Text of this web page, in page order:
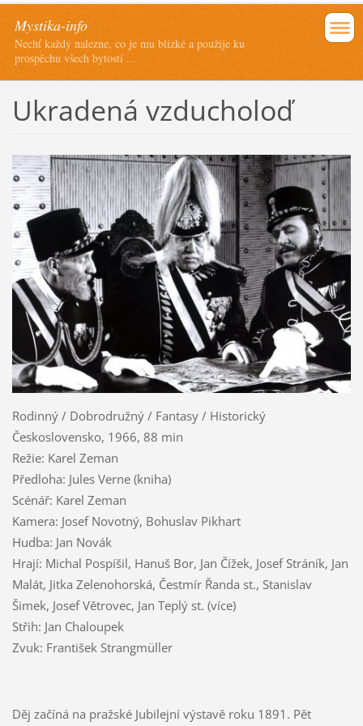
Mystika-info
Nechť každý nalezne, co je mu blízké a použije ku
prospěchu všech bytostí ...
Ukradená vzducholoď
Rodinný / Dobrodružný / Fantasy / Historický
Československo, 1966, 88 min
Režie: Karel Zeman
Předloha: Jules Verne (kniha)
Scénář: Karel Zeman
Kamera: Josef Novotný, Bohuslav Pikhart
Hudba: Jan Novák
Hrají: Michal Pospíšil, Hanuš Bor, Jan Čížek, Josef Stráník, Jan
Malát, Jitka Zelenohorská, Čestmír Řanda st., Stanislav
Šimek, Josef Větrovec, Jan Teplý st. (více)
Střih: Jan Chaloupek
Zvuk: František Strangmüller
Děj začíná na pražské Jubilejní výstavě roku 1891. Pět